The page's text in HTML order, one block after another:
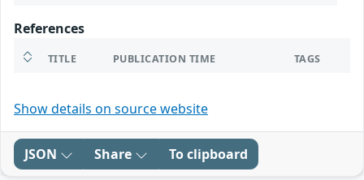
References
TITLE PUBLICATION TIME TAGS
Show details on source website
JSON Share To clipboard